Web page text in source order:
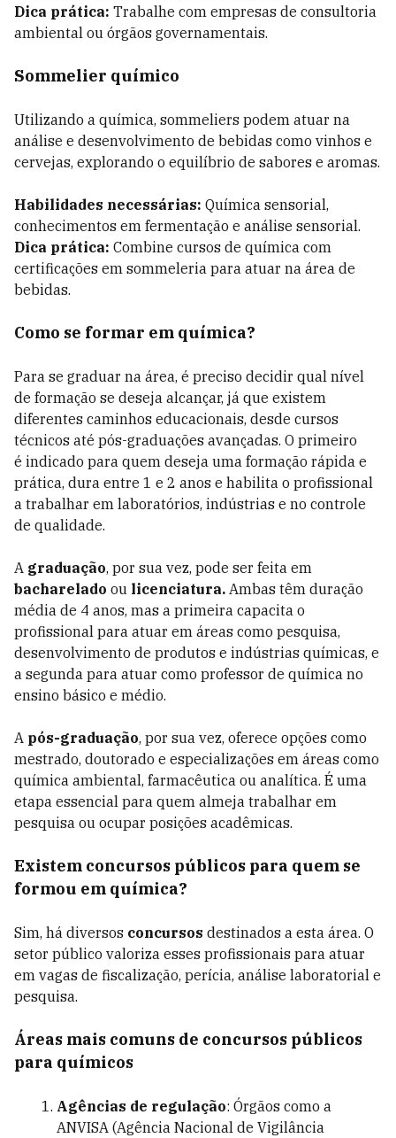
Dica prática: Trabalhe com empresas de consultoria
ambiental ou órgãos governamentais.
Sommelier químico
Utilizando a química, sommeliers podem atuar na
análise e desenvolvimento de bebidas como vinhos e
cervejas, explorando o equilíbrio de sabores e aromas.
Habilidades necessárias: Química sensorial,
conhecimentos em fermentação e análise sensorial.
Dica prática: Combine cursos de química com
certificações em sommeleria para atuar na área de
bebidas.
Como se formar em química?
Para se graduar na área, é preciso decidir qual nível
de formação se deseja alcançar, já que existem
diferentes caminhos educacionais, desde cursos
técnicos até pós-graduações avançadas. O primeiro
é indicado para quem deseja uma formação rápida e
prática, dura entre 1 e 2 anos e habilita o profissional
a trabalhar em laboratórios, indústrias e no controle
de qualidade.
A graduação, por sua vez, pode ser feita em
bacharelado ou licenciatura. Ambas têm duração
média de 4 anos, mas a primeira capacita o
profissional para atuar em áreas como pesquisa,
desenvolvimento de produtos e indústrias químicas, e
a segunda para atuar como professor de química no
ensino básico e médio.
A pós-graduação, por sua vez, oferece opções como
mestrado, doutorado e especializações em áreas como
química ambiental, farmacêutica ou analítica. É uma
etapa essencial para quem almeja trabalhar em
pesquisa ou ocupar posições acadêmicas.
Existem concursos públicos para quem se
formou em química?
Sim, há diversos concursos destinados a esta área. O
setor público valoriza esses profissionais para atuar
em vagas de fiscalização, perícia, análise laboratorial e
pesquisa.
Áreas mais comuns de concursos públicos
para químicos
Agências de regulação: Órgãos como a
ANVISA (Agência Nacional de Vigilância